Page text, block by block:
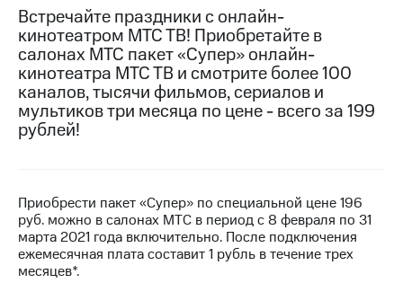
связь
Перенести
номер
в МТС
Тарифы
Услуги
Семейная
группа
Заказать
кабинет
Скачать
приложение
Мой
МТС
Акции
Скидка 30%
RED,
РИИЛ
и МТС
Супер
дешевле
Встречайте праздники с онлайн-
кинотеатром МТС ТВ! Приобретайте в
салонах МТС пакет «Супер» онлайн-
кинотеатра МТС ТВ и смотрите более 100
каналов, тысячи фильмов, сериалов и
мультиков три месяца по цене - всего за 199
рублей!
Приобрести пакет «Супер» по специальной цене 196
руб. можно в салонах МТС в период с 8 февраля по 31
марта 2021 года включительно. После подключения
ежемесячная плата составит 1 рубль в течение трех
месяцев*.